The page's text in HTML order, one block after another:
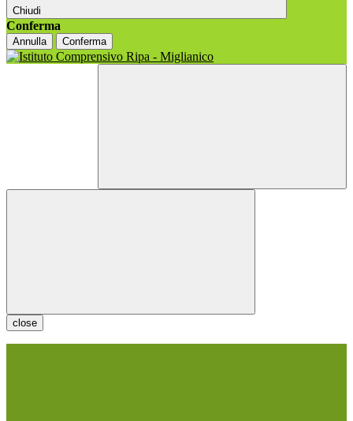
Chiudi
Conferma
Annulla Conferma
close